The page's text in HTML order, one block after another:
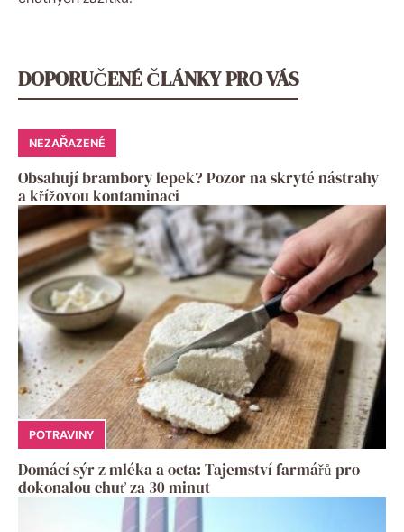
DOPORUČENÉ ČLÁNKY PRO VÁS
NEZAŘAZENÉ
Obsahují brambory lepek? Pozor na skryté nástrahy
a křížovou kontaminaci
POTRAVINY
Domácí sýr z mléka a octa: Tajemství farmářů pro
dokonalou chuť za 30 minut